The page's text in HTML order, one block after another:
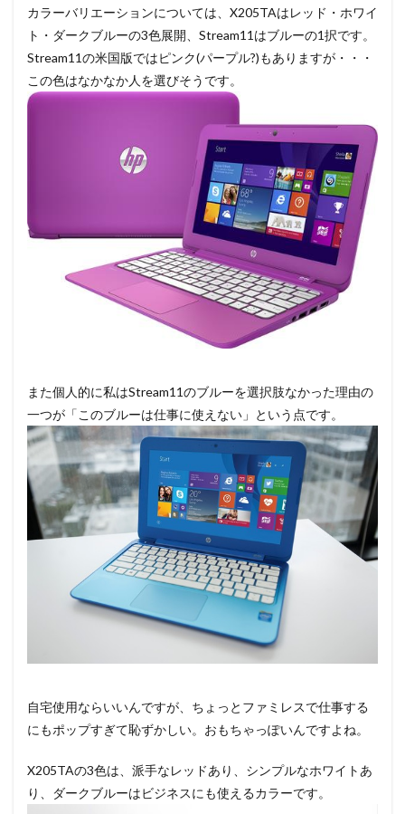
カラーバリエーションについては、X205TAはレッド・ホワイ
ト・ダークブルーの3色展開、Stream11はブルーの1択です。
Stream11の米国版ではピンク(パープル?)もありますが・・・
この色はなかなか人を選びそうです。
また個人的に私はStream11のブルーを選択肢なかった理由の
一つが「このブルーは仕事に使えない」という点です。
自宅使用ならいいんですが、ちょっとファミレスで仕事する
にもポップすぎて恥ずかしい。おもちゃっぽいんですよね。
X205TAの3色は、派手なレッドあり、シンプルなホワイトあ
り、ダークブルーはビジネスにも使えるカラーです。